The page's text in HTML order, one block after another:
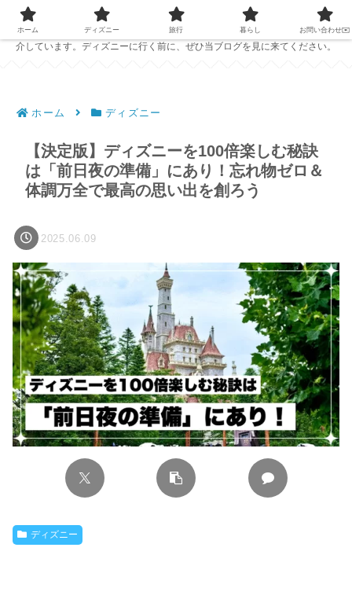
PC1台で仕事をしている夫婦が、ディズニーの準備に役立つ情報を発信中！
ホテルレビューやおすすめのパークフード、ディズニーで役立つアイテムを紹
介しています。ディズニーに行く前に、ぜひ当ブログを見に来てください。
ホーム ディズニー
【決定版】ディズニーを100倍楽しむ秘訣
は「前日夜の準備」にあり！忘れ物ゼロ＆
体調万全で最高の思い出を創ろう
2025.06.09
ディズニー
ホーム ディズニー 旅行 暮らし お問い合わせ✉️